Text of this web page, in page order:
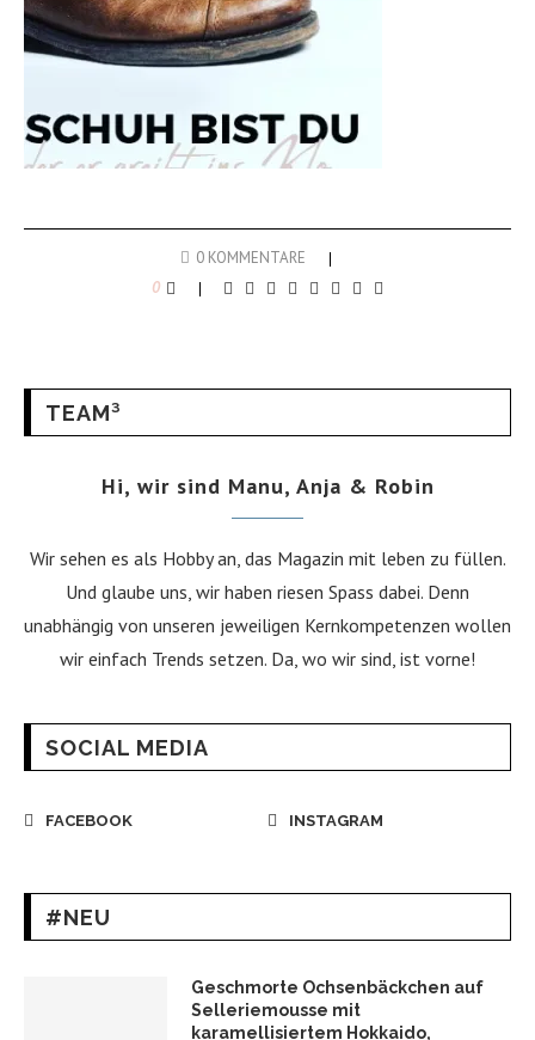
0 KOMMENTARE
0
TEAM³
Hi, wir sind Manu, Anja & Robin
Wir sehen es als Hobby an, das Magazin mit leben zu füllen.
Und glaube uns, wir haben riesen Spass dabei. Denn
unabhängig von unseren jeweiligen Kernkompetenzen wollen
wir einfach Trends setzen. Da, wo wir sind, ist vorne!
SOCIAL MEDIA
FACEBOOK INSTAGRAM
#NEU
Geschmorte Ochsenbäckchen auf
Selleriemousse mit
karamellisiertem Hokkaido,